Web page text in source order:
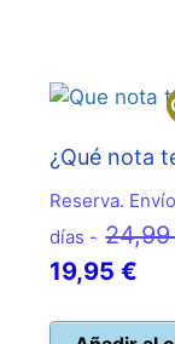
¿Qué nota
Reserva.
días -
19,95€